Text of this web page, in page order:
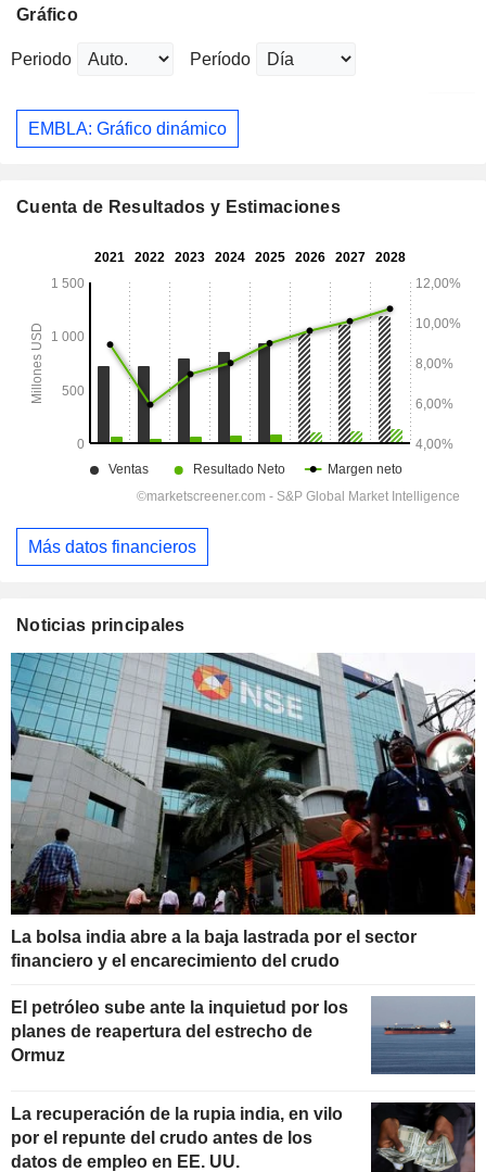
Gráfico
Periodo Período
EMBLA: Gráfico dinámico
Cuenta de Resultados y Estimaciones
Más datos financieros
Noticias principales
La bolsa india abre a la baja lastrada por el sector
financiero y el encarecimiento del crudo
El petróleo sube ante la inquietud por los
planes de reapertura del estrecho de
Ormuz
La recuperación de la rupia india, en vilo
por el repunte del crudo antes de los
datos de empleo en EE. UU.